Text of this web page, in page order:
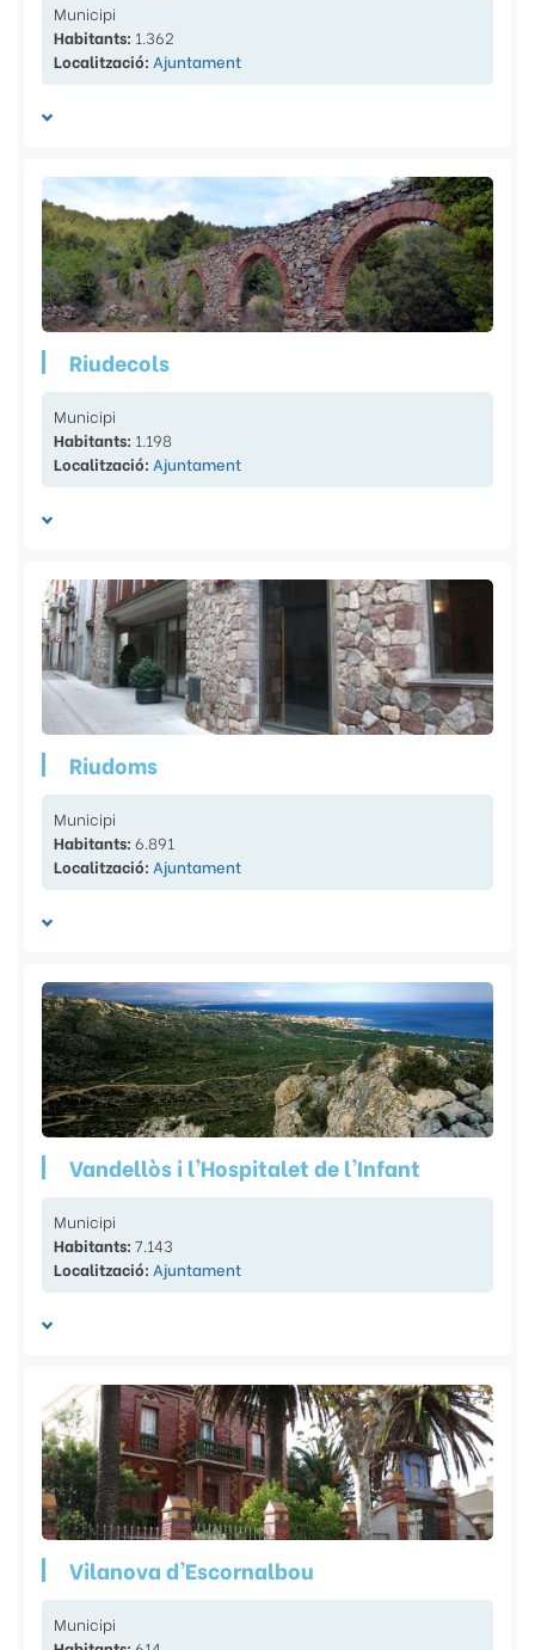
Municipi
Habitants: 1.362
Localització: Ajuntament
Riudecols
Municipi
Habitants: 1.198
Localització: Ajuntament
Riudoms
Municipi
Habitants: 6.891
Localització: Ajuntament
Vandellòs i l'Hospitalet de l'Infant
Municipi
Habitants: 7.143
Localització: Ajuntament
Vilanova d'Escornalbou
Municipi